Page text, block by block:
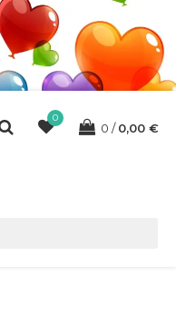
0
0 0,00 €